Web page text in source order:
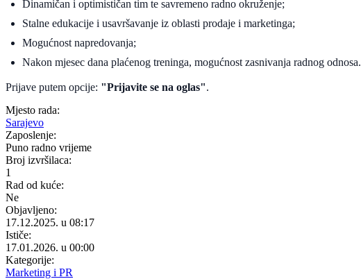
Dinamičan i optimističan tim te savremeno radno okruženje;
Stalne edukacije i usavršavanje iz oblasti prodaje i marketinga;
Mogućnost napredovanja;
Nakon mjesec dana plaćenog treninga, mogućnost zasnivanja radnog odnosa.
Prijave putem opcije: "Prijavite se na oglas".
Mjesto rada:
Sarajevo
Zaposlenje:
Puno radno vrijeme
Broj izvršilaca:
1
Rad od kuće:
Ne
Objavljeno:
17.12.2025. u 08:17
Ističe:
17.01.2026. u 00:00
Kategorije:
Marketing i PR